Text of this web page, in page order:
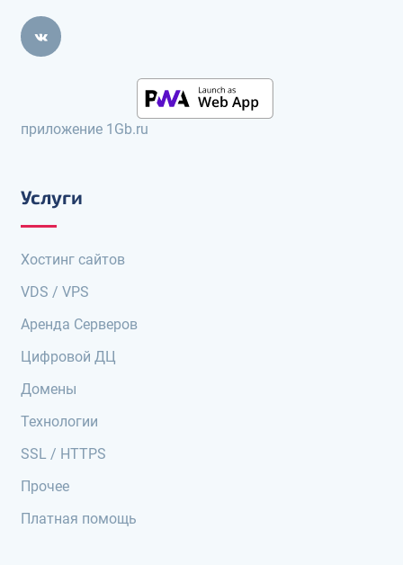
приложение 1Gb.ru
Услуги
Хостинг сайтов
VDS / VPS
Аренда Серверов
Цифровой ДЦ
Домены
Технологии
SSL / HTTPS
Прочее
Платная помощь